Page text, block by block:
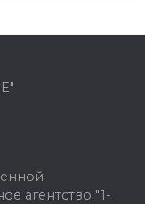
агентство "1-